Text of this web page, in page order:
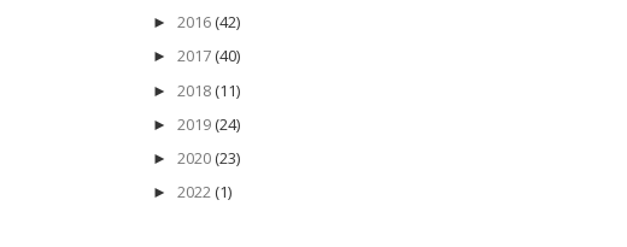
►2016 (42)
►2017 (40)
►2018 (11)
►2019 (24)
►2020 (23)
►2022 (1)